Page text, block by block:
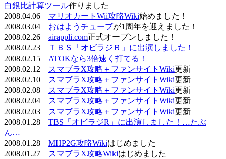
白銀比計算ツール作りました
2008.04.06 マリオカートWii攻略Wiki始めました！
2008.03.04 おはようチューブが1周年を迎えました！
2008.02.26 airappli.com正式オープンしました！
2008.02.23
ＴＢＳ「オビラジＲ」に出演しました！
2008.02.15 ATOKなら3倍速く打てる！
2008.02.12
スマブラX攻略＋ファンサイトWiki更新
2008.02.10
スマブラX攻略＋ファンサイトWiki更新
2008.02.08
スマブラX攻略＋ファンサイトWiki更新
2008.02.04
スマブラX攻略＋ファンサイトWiki更新
2008.02.03
スマブラX攻略＋ファンサイトWiki更新
2008.01.28 TBS「オビラジR」に出演しました！…たぶ
ん…
2008.01.28 MHP2G攻略Wikiはじめました
2008.01.27
スマブラX攻略Wikiはじめました